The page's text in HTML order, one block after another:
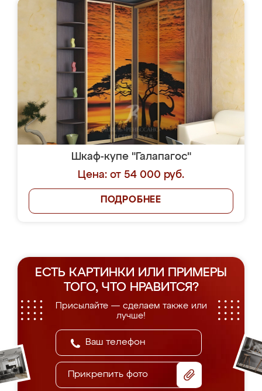
Шкаф-купе "Галапагос"
Цена: от 54 000 руб.
ПОДРОБНЕЕ
ЕСТЬ КАРТИНКИ ИЛИ ПРИМЕРЫ
ТОГО, ЧТО НРАВИТСЯ?
Присылайте — сделаем также или
лучше!
Прикрепить фото